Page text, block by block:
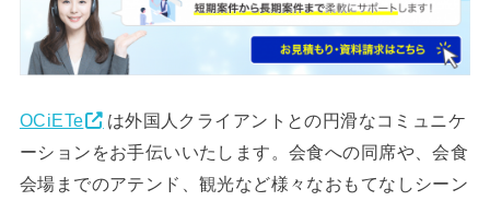
OCiETe
は外国人クライアントとの円滑なコミュニケ
ーションをお手伝いいたします。会食への同席や、会食
会場までのアテンド、観光など様々なおもてなしシーン